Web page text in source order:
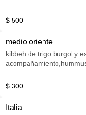
$ 500
medio oriente
kibbeh de trigo burgol y
$ 300
Italia